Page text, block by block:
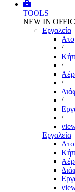
TOOLS
NEW IN
Εργαλεία
/
/
/
/
/
Εργαλεία